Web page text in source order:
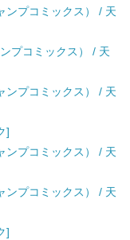
ンプコミックス） / 天
プコミックス） / 天
ンプコミックス） / 天
]
ンプコミックス） / 天
ンプコミックス） / 天
]